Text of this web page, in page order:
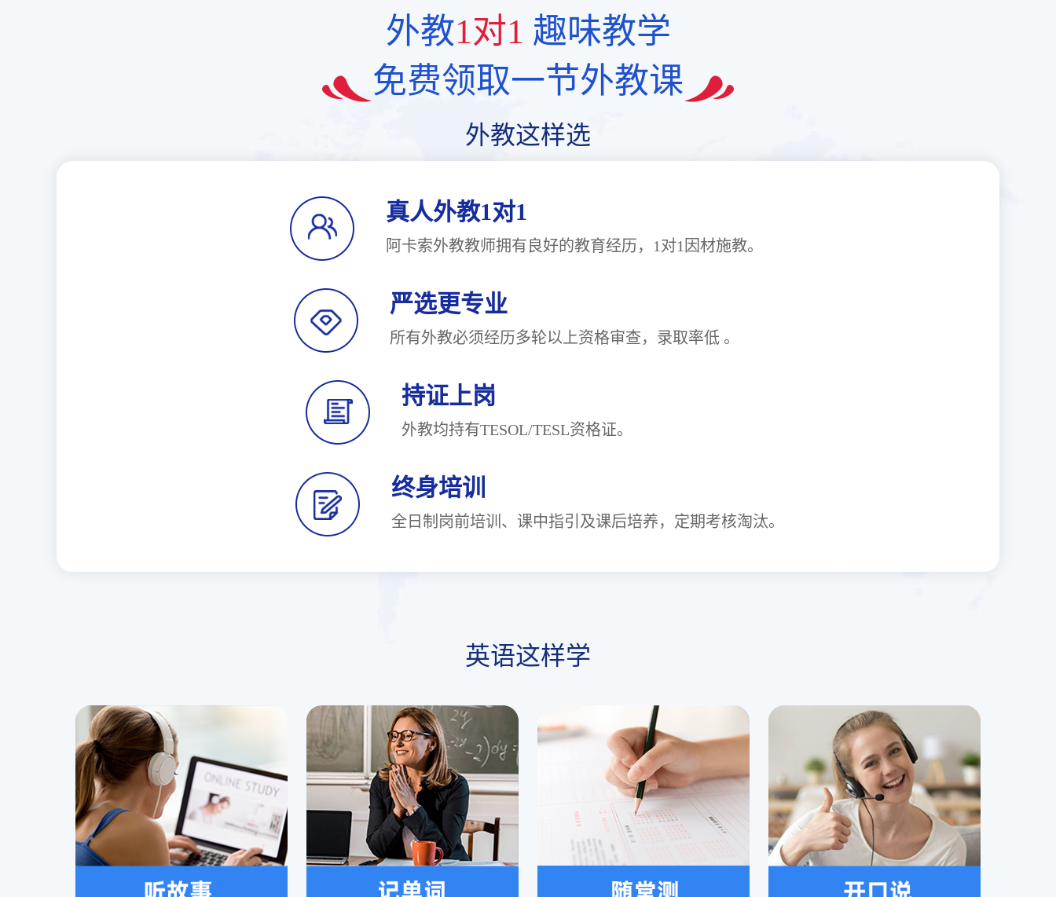
外教1对1 趣味教学
免费领取一节外教课
外教这样选
真人外教1对1
阿卡索外教教师拥有良好的教育经历，1对1因材施教。
严选更专业
所有外教必须经历多轮以上资格审查，录取率低 。
持证上岗
外教均持有TESOL/TESL资格证。
终身培训
全日制岗前培训、课中指引及课后培养，定期考核淘汰。
英语这样学